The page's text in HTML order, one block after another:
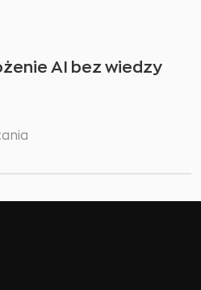
AI bez wiedzy